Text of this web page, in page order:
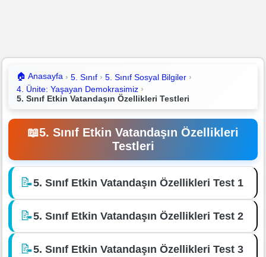
🏠 Anasayfa 5. Sınıf
5. Sınıf Sosyal Bilgiler
4. Ünite: Yaşayan Demokrasimiz
5. Sınıf Etkin Vatandaşın Özellikleri Testleri
📖5. Sınıf Etkin Vatandaşın Özellikleri
Testleri
📝5. Sınıf Etkin Vatandaşın Özellikleri Test 1
📝5. Sınıf Etkin Vatandaşın Özellikleri Test 2
📝5. Sınıf Etkin Vatandaşın Özellikleri Test 3